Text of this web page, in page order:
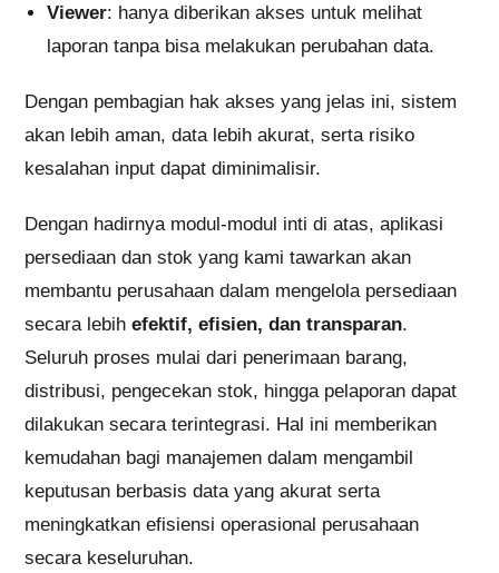
Viewer: hanya diberikan akses untuk melihat
laporan tanpa bisa melakukan perubahan data.
Dengan pembagian hak akses yang jelas ini, sistem
akan lebih aman, data lebih akurat, serta risiko
kesalahan input dapat diminimalisir.
Dengan hadirnya modul-modul inti di atas, aplikasi
persediaan dan stok yang kami tawarkan akan
membantu perusahaan dalam mengelola persediaan
secara lebihefektif, efisien, dan transparan.
Seluruh proses mulai dari penerimaan barang,
distribusi, pengecekan stok, hingga pelaporan dapat
dilakukan secara terintegrasi. Hal ini memberikan
kemudahan bagi manajemen dalam mengambil
keputusan berbasis data yang akurat serta
meningkatkan efisiensi operasional perusahaan
secara keseluruhan.